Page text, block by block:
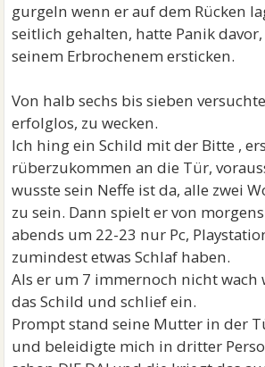
gurgeln wenn er auf dem Rücken
seitlich gehalten, hatte Panik
seinem Erbrochenem ersticken.
Von halb sechs bis sieben
erfolglos, zu wecken.
Ich hing ein Schild mit der Bitte ,
rüberzukommen an die Tür,
wusste sein Neffe ist da, alle zwei
zu sein. Dann spielt er von
abends um 22-23 nur Pc,
zumindest etwas Schlaf haben.
Als er um 7 immernoch nicht wach
das Schild und schlief ein.
Prompt stand seine Mutter in der
und beleidigte mich in dritter